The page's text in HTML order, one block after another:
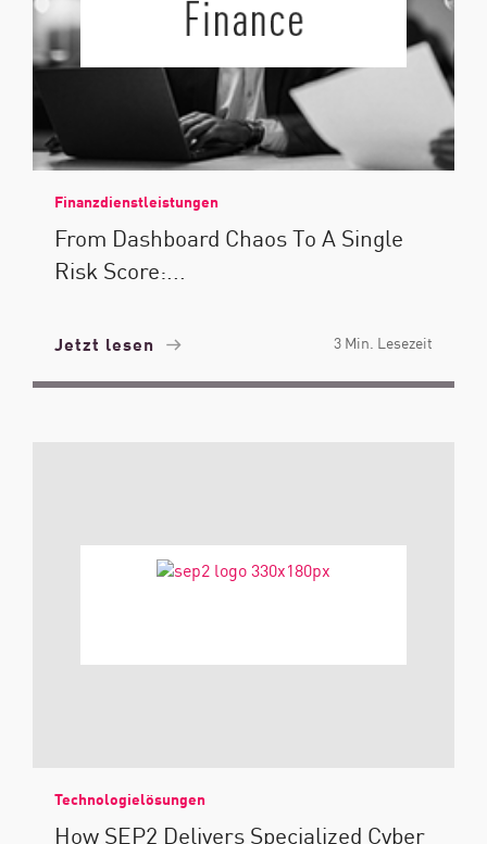
Finanzdienstleistungen
From Dashboard Chaos To A Single
Risk Score:...
Jetzt lesen 3 Min. Lesezeit
Technologielösungen
How SEP2 Delivers Specialized Cyber